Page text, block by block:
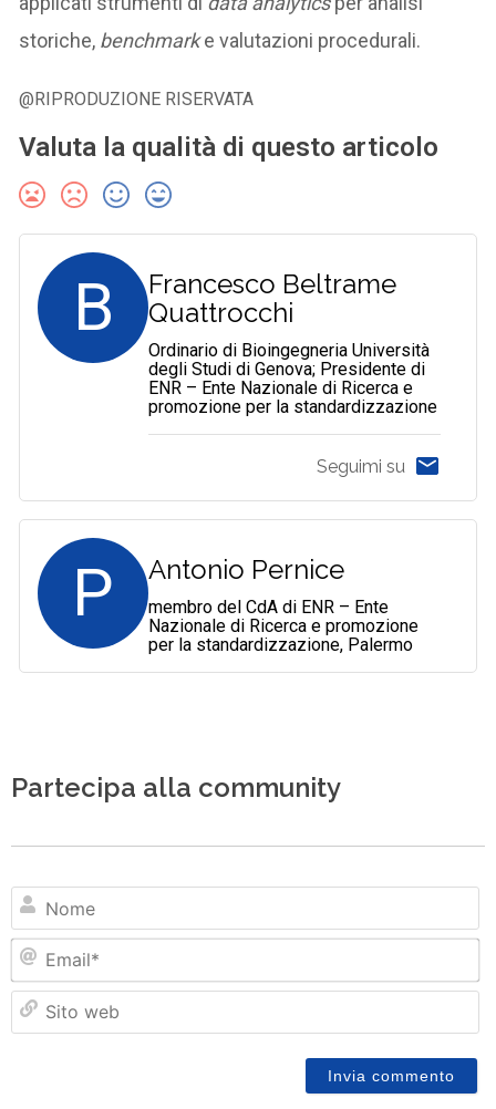
storiche, benchmarke valutazioni procedurali.
@RIPRODUZIONE RISERVATA
Valuta la qualità di questo articolo
B
Francesco Beltrame
Quattrocchi
Ordinario di Bioingegneria Università
degli Studi di Genova; Presidente di
ENR – Ente Nazionale di Ricerca e
promozione per la standardizzazione
Seguimi su
P Antonio Pernice
membro del CdA di ENR – Ente
Nazionale di Ricerca e promozione
per la standardizzazione, Palermo
Partecipa alla community